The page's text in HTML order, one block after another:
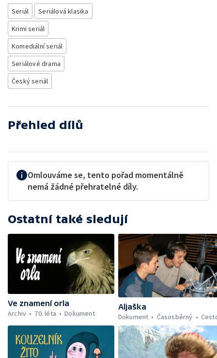
Seriál
Seriálová klasika
Krimi seriál
Komediální seriál
Seriálové drama
Český seriál
Přehled dílů
Omlouváme se, tento pořad momentálně
nemá žádné přehratelné díly.
Ostatní také sledují
Ve znamení orla
Archiv
70. léta Dokument
Aljaška
Dokument
Časosběrný